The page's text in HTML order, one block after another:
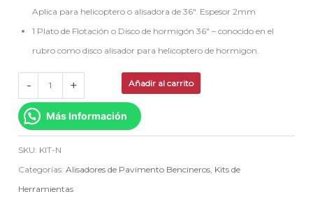
Aplica para helicoptero o alisadora de 36″. Espesor 2mm
1 Plato de Flotación o Disco de hormigón 36″ – conocido en el
rubro como disco alisador para helicoptero de hormigon.
- + Añadir al carrito
Más Información
SKU: KIT-N
Categorías:Alisadores de Pavimento Bencineros Kits de
Herramientas